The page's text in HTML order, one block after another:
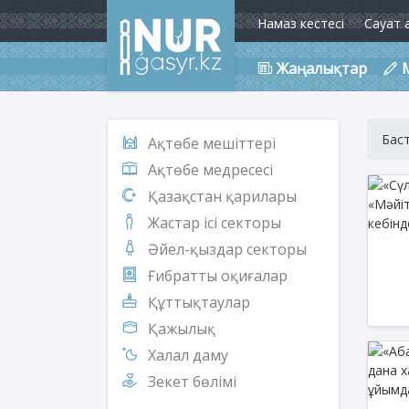
Намаз кестесі Сауат
Жаңалықтар
Ақтөбе мешіттері
Ақтөбе медресесі
Қазақстан қарилары
Жастар ісі секторы
Әйел-қыздар секторы
Ғибратты оқиғалар
Құттықтаулар
Қажылық
Халал даму
Зекет бөлімі